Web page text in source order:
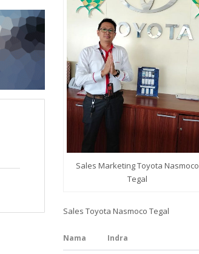
Sales Marketing Toyota Nasmoco
Tegal
Sales Toyota Nasmoco Tegal
Nama Indra